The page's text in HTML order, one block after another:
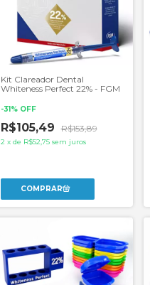
Kit Clareador Dental
Whiteness Perfect 22% - FGM
-31 % OFF
R$105,49 R$153,89
2 x de R$52,75 sem juros